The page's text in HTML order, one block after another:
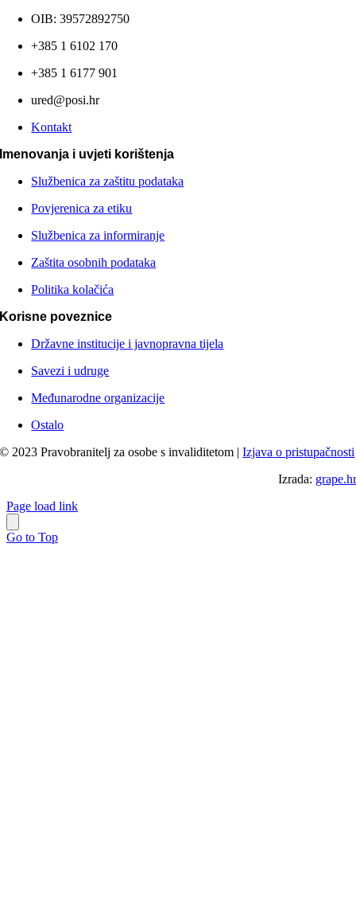
OIB: 39572892750
+385 1 6102 170
+385 1 6177 901
ured@posi.hr
Kontakt
Imenovanja i uvjeti korištenja
Službenica za zaštitu podataka
Povjerenica za etiku
Službenica za informiranje
Zaštita osobnih podataka
Politika kolačića
Korisne poveznice
Državne institucije i javnopravna tijela
Savezi i udruge
Međunarodne organizacije
Ostalo
© 2023 Pravobranitelj za osobe s invaliditetom |Izjava o pristupačnosti
Izrada: grape.hr
Page load link
Go to Top